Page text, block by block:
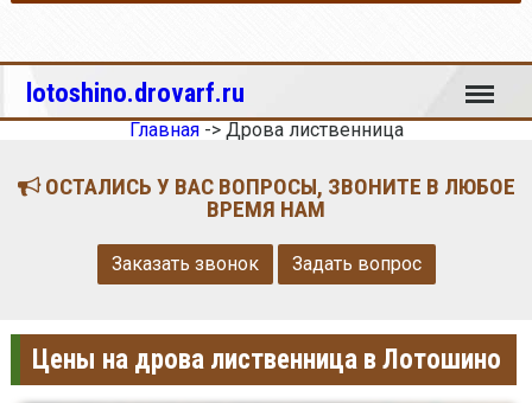
lotoshino.drovarf.ru Меню
Главная-> Дрова лиственница
ОСТАЛИСЬ У ВАС ВОПРОСЫ, ЗВОНИТЕ В ЛЮБОЕ
ВРЕМЯ НАМ
Заказать звонок Задать вопрос
Цены на дрова лиственница в Лотошино